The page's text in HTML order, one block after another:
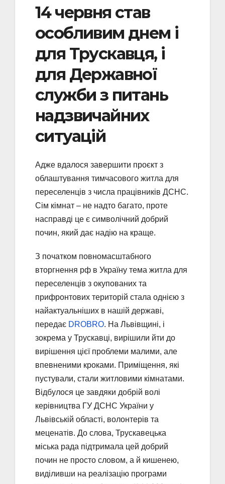
14 червня став
особливим днем і
для Трускавця, і
для Державної
служби з питань
надзвичайних
ситуацій
Адже вдалося завершити проєкт з
облаштування тимчасового житла для
переселенців з числа працівників ДСНС.
Сім кімнат – не надто багато, проте
насправді це є символічний добрий
почин, який дає надію на краще.
З початком повномасштабного
вторгнення рф в Україну тема житла для
переселенців з окупованих та
прифронтових територій стала однією з
найактуальніших в нашій державі,
передає DROBRO. На Львівщині, і
зокрема у Трускавці, вирішили йти до
вирішення цієї проблеми малими, але
впевненими кроками. Приміщення, які
пустували, стали житловими кімнатами.
Відбулося це завдяки добрій волі
керівництва ГУ ДСНС України у
Львівській області, волонтерів та
меценатів. До слова, Трускавецька
міська рада підтримала цей добрий
почин не просто словом, а й кишенею,
виділивши на реалізацію програми